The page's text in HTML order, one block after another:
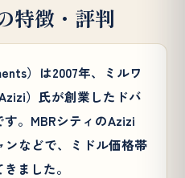
特徴・評判
）は2007年、ミルワ
）氏が創業したドバ
。MBRシティのAzizi
ンなどで、ミドル価格帯
ました。